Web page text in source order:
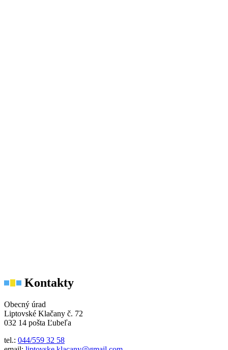
Kontakty
Obecný úrad
Liptovské Klačany č. 72
032 14 pošta Ľubeľa
tel.: 044/559 32 58